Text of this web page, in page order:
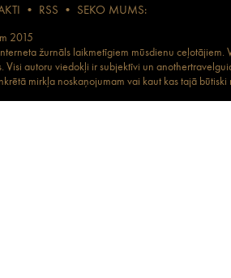
• RSS • SEKO MUMS:
2015
žurnāls laikmetīgiem mūsdienu
Visi autoru viedokļi ir subjektīvi un
mirkļa noskaņojumam vai kaut kas tajā